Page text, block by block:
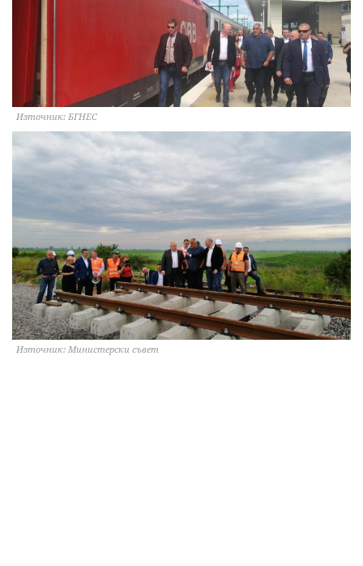
Източник: БГНЕС
Източник: Министерски съвет